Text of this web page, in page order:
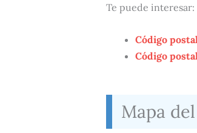
Te puede interesar:
Código
Código
Mapa